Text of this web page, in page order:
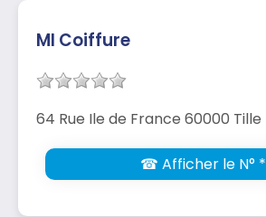
Ml Coiffure
64 Rue Ile de France 60000 Tille
☎ Afficher le N° *